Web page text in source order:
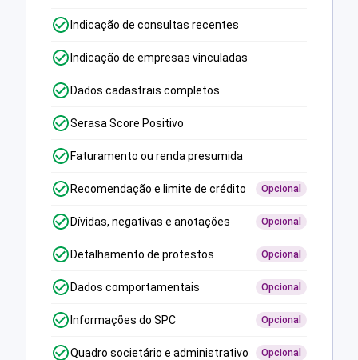
Indicação de consultas recentes
Indicação de empresas vinculadas
Dados cadastrais completos
Serasa Score Positivo
Faturamento ou renda presumida
Recomendação e limite de crédito Opcional
Dívidas, negativas e anotações Opcional
Detalhamento de protestos Opcional
Dados comportamentais Opcional
Informações do SPC Opcional
Quadro societário e administrativo Opcional